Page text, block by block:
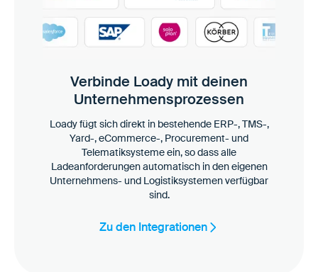
Verbinde Loady mit deinen
Unternehmensprozessen
Loady fügt sich direkt in bestehende ERP-, TMS-,
Yard-, eCommerce-, Procurement- und
Telematiksysteme ein, so dass alle
Ladeanforderungen automatisch in den eigenen
Unternehmens- und Logistiksystemen verfügbar
sind.
Zu den Integrationen